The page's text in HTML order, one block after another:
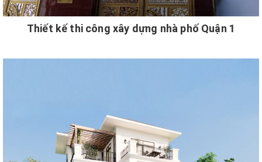
Thiết kế thi công xây dựng nhà phố Quận 1